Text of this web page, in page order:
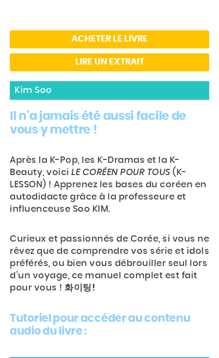
Accueil
Events
Jeux
ACHETER LE LIVRE
LIRE UN EXTRAIT
Kim Soo
Il n’a jamais été aussi facile de
vous y mettre !
Après la K-Pop, les K-Dramas et la K-
Beauty, voici LE CORÉEN POUR TOUS (K-
LESSON) ! Apprenez les bases du coréen en
autodidacte grâce à la professeure et
influenceuse Soo KIM.
Curieux et passionnés de Corée, si vous ne
rêvez que de comprendre vos série et idols
préférés, ou bien vous débrouiller seul lors
d’un voyage, ce manuel complet est fait
pour vous ! 화이팅!
Tutoriel pour accéder au contenu
audio du livre :